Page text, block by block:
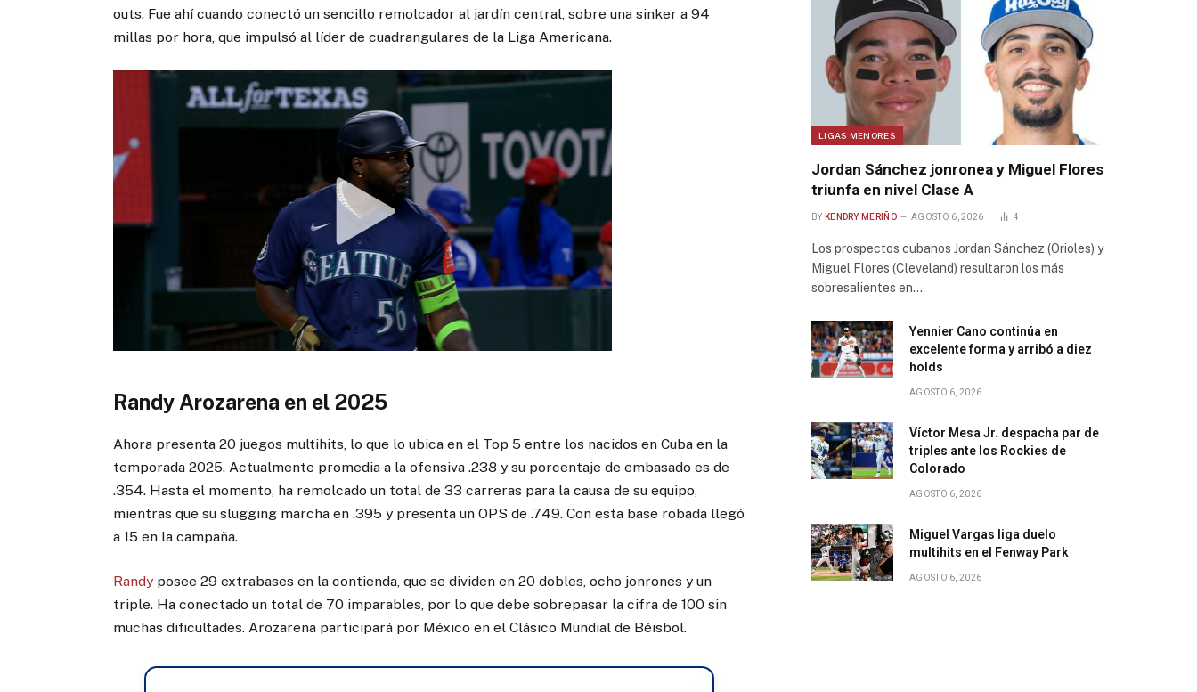
outs. Fue ahí cuando conectó un sencillo remolcador al jardín central, sobre una sinker a 94
millas por hora, que impulsó al líder de cuadrangulares de la Liga Americana.
Randy Arozarena en el 2025
Ahora presenta 20 juegos multihits, lo que lo ubica en el Top 5 entre los nacidos en Cuba en la
temporada 2025. Actualmente promedia a la ofensiva .238 y su porcentaje de embasado es de
.354. Hasta el momento, ha remolcado un total de 33 carreras para la causa de su equipo,
mientras que su slugging marcha en .395 y presenta un OPS de .749. Con esta base robada llegó
a 15 en la campaña.
Randy posee 29 extrabases en la contienda, que se dividen en 20 dobles, ocho jonrones y un
triple. Ha conectado un total de 70 imparables, por lo que debe sobrepasar la cifra de 100 sin
muchas dificultades. Arozarena participará por México en el Clásico Mundial de Béisbol.
LIGAS MENORES
Jordan Sánchez jonronea y Miguel Flores
triunfa en nivel Clase A
BY KENDRY MERIÑO AGOSTO 6, 2026 4
Los prospectos cubanos Jordan Sánchez (Orioles) y
Miguel Flores (Cleveland) resultaron los más
sobresalientes en…
Yennier Cano continúa en
excelente forma y arribó a diez
holds
AGOSTO 6, 2026
Víctor Mesa Jr. despacha par de
triples ante los Rockies de
Colorado
AGOSTO 6, 2026
Miguel Vargas liga duelo
multihits en el Fenway Park
AGOSTO 6, 2026